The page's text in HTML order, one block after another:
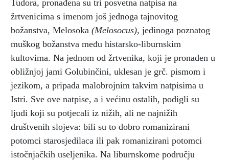
Tudora, pronađena su tri posvetna natpisa na
žrtvenicima s imenom još jednoga tajnovitog
božanstva, Melosoka (Melosocus), jedinoga poznatog
muškog božanstva među histarsko-liburnskim
kultovima. Na jednom od žrtvenika, koji je pronađen u
obližnjoj jami Golubinčini, uklesan je grč. pismom i
jezikom, a pripada malobrojnim takvim natpisima u
Istri. Sve ove natpise, a i većinu ostalih, podigli su
ljudi koji su potjecali iz nižih, ali ne najnižih
društvenih slojeva: bili su to dobro romanizirani
potomci starosjedilaca ili pak romanizirani potomci
istočnjačkih useljenika. Na liburnskome području